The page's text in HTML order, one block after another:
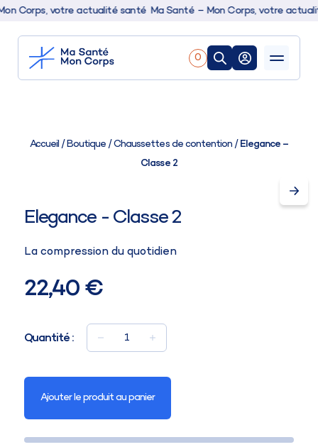
Corps, votre actualité santé Ma Santé – Mon Corps, votre
0
Boutique
Conseils & actualités
Accueil/Boutique/Chaussettes de contention/Elegance –
Classe 2
Elegance - Classe 2
La compression du quotidien
22,40 €
Quantité : 1
Ajouter le produit au panier